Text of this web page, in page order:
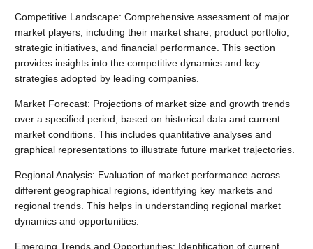
Competitive Landscape: Comprehensive assessment of major
market players, including their market share, product portfolio,
strategic initiatives, and financial performance. This section
provides insights into the competitive dynamics and key
strategies adopted by leading companies.
Market Forecast: Projections of market size and growth trends
over a specified period, based on historical data and current
market conditions. This includes quantitative analyses and
graphical representations to illustrate future market trajectories.
Regional Analysis: Evaluation of market performance across
different geographical regions, identifying key markets and
regional trends. This helps in understanding regional market
dynamics and opportunities.
Emerging Trends and Opportunities: Identification of current